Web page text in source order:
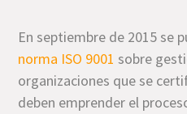
En septiembre de 2015 se
norma ISO 9001 sobre
organizaciones que se
deben emprender el